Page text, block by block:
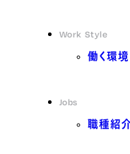
Work Style
働く環境
Jobs
職種紹